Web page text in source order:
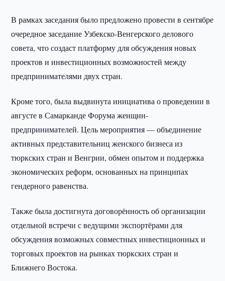
В рамках заседания было предложено провести в сентябре
очередное заседание Узбекско-Венгерского делового
совета, что создаст платформу для обсуждения новых
проектов и инвестиционных возможностей между
предпринимателями двух стран.
Кроме того, была выдвинута инициатива о проведении в
августе в Самарканде Форума женщин-
предпринимателей. Цель мероприятия — объединение
активных представительниц женского бизнеса из
тюркских стран и Венгрии, обмен опытом и поддержка
экономических реформ, основанных на принципах
гендерного равенства.
Также была достигнута договорённость об организации
отдельной встречи с ведущими экспортёрами для
обсуждения возможных совместных инвестиционных и
торговых проектов на рынках тюркских стран и
Ближнего Востока.